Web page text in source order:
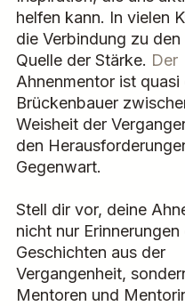
helfen kann. In vielen
die Verbindung zu den
Quelle der Stärke. Der
Ahnenmentor ist quasi
Brückenbauer
Weisheit der
den
Gegenwart.
Stell dir vor, deine
nicht nur Erinnerungen
Geschichten aus der
Vergangenheit,
Mentoren und